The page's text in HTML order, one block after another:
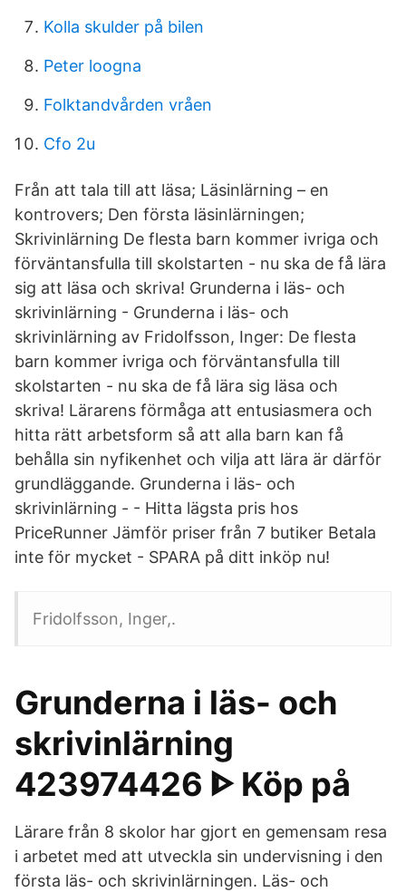
Kolla skulder på bilen
Peter loogna
Folktandvården vråen
Cfo 2u
Från att tala till att läsa; Läsinlärning – en
kontrovers; Den första läsinlärningen;
Skrivinlärning De flesta barn kommer ivriga och
förväntansfulla till skolstarten - nu ska de få lära
sig att läsa och skriva! Grunderna i läs- och
skrivinlärning - Grunderna i läs- och
skrivinlärning av Fridolfsson, Inger: De flesta
barn kommer ivriga och förväntansfulla till
skolstarten - nu ska de få lära sig läsa och
skriva! Lärarens förmåga att entusiasmera och
hitta rätt arbetsform så att alla barn kan få
behålla sin nyfikenhet och vilja att lära är därför
grundläggande. Grunderna i läs- och
skrivinlärning - - Hitta lägsta pris hos
PriceRunner Jämför priser från 7 butiker Betala
inte för mycket - SPARA på ditt inköp nu!
Fridolfsson, Inger,.
Grunderna i läs- och
skrivinlärning
423974426 ᐈ Köp på
Lärare från 8 skolor har gjort en gemensam resa
i arbetet med att utveckla sin undervisning i den
första läs- och skrivinlärningen. Läs- och